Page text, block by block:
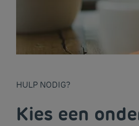
HULP NODIG?
Kies een